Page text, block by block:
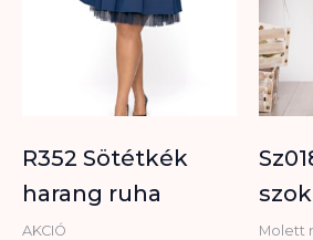
R352 Sötétkék
harang ruha
AKCIÓ Molett